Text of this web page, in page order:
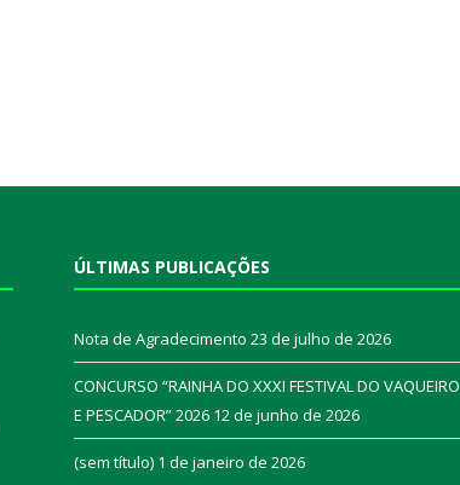
ÚLTIMAS PUBLICAÇÕES
Nota de Agradecimento 23 de julho de 2026
CONCURSO “RAINHA DO XXXI FESTIVAL DO VAQUEIRO
E PESCADOR” 2026 12 de junho de 2026
(sem título) 1 de janeiro de 2026